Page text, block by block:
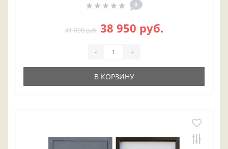
0
41 000 руб. 38 950 руб.
- +
В КОРЗИНУ